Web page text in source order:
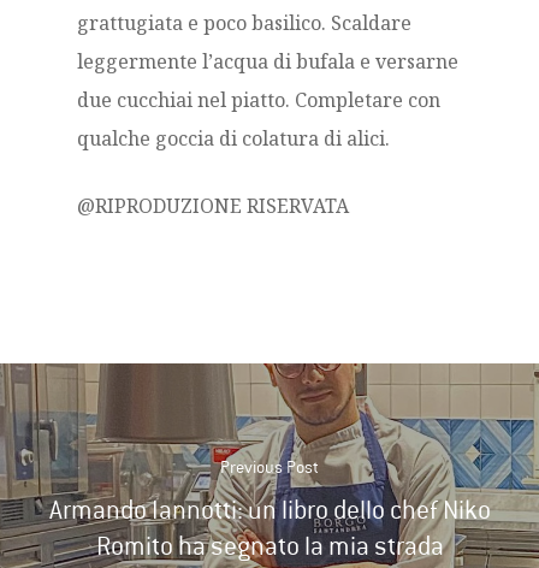
grattugiata e poco basilico. Scaldare
leggermente l’acqua di bufala e versarne
due cucchiai nel piatto. Completare con
qualche goccia di colatura di alici.
@RIPRODUZIONE RISERVATA
Previous Post
Armando Iannotti: un libro dello chef Niko
Romito ha segnato la mia strada